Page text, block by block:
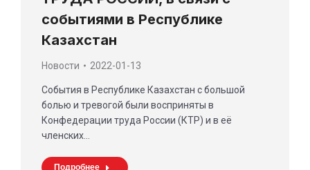
событиями в Республике
Казахстан
Новости 2022-01-13
События в Республике Казахстан с большой
болью и тревогой были восприняты в
Конфедерации труда России (КТР) и в её
членских…
Подробнее